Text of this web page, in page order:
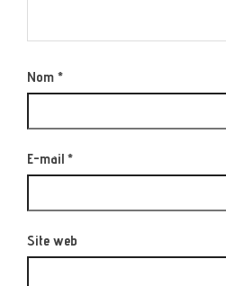
Nom *
E-mail *
Site web